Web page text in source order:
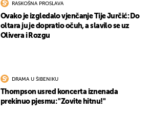
RASKOŠNA PROSLAVA
Ovako je izgledalo vjenčanje Tije Jurčić: Do
oltara ju je dopratio očuh, a slavilo se uz
Olivera i Rozgu
DRAMA U ŠIBENIKU
Thompson usred koncerta iznenada
prekinuo pjesmu: "Zovite hitnu!"